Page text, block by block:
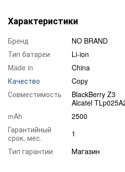
Характеристики
Бренд
NO BRAND
Тип батареи
Li-ion
Made in
China
Качество
Copy
Совместимость
BlackBerry Z3
Alcatel
mAh
2500
Гарантийный
срок, мес.
1
Тип гарантии
Магазин